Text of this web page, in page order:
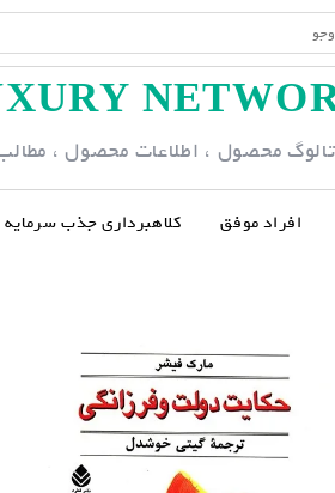
محصول ، اطلاعات محصول ،
افراد موفق کلاهبرداری جذب سرمایه